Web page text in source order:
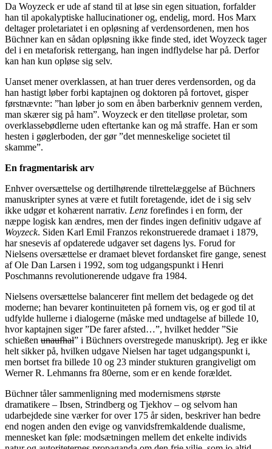
Da Woyzeck er ude af stand til at løse sin egen situation, forfalder
han til apokalyptiske hallucinationer og, endelig, mord. Hos Marx
deltager proletariatet i en opløsning af verdensordenen, men hos
Büchner kan en sådan opløsning ikke finde sted, idet Woyzeck tager
del i en metaforisk rettergang, han ingen indflydelse har på. Derfor
kan han kun opløse sig selv.
Uanset mener overklassen, at han truer deres verdensorden, og da
han hastigt løber forbi kaptajnen og doktoren på fortovet, gisper
førstnævnte: ”han løber jo som en åben barberkniv gennem verden,
man skærer sig på ham”. Woyzeck er den titelløse proletar, som
overklassebødlerne uden eftertanke kan og må straffe. Han er som
hesten i gøglerboden, der gør ”det menneskelige societet til
skamme”.
En fragmentarisk arv
Enhver oversættelse og dertilhørende tilrettelæggelse af Büchners
manuskripter synes at være et futilt foretagende, idet de i sig selv
ikke udgør et kohærent narrativ. Lenz forefindes i en form, der
næppe logisk kan ændres, men der findes ingen definitiv udgave af
Woyzeck. Siden Karl Emil Franzos rekonstruerede dramaet i 1879,
har snesevis af opdaterede udgaver set dagens lys. Forud for
Nielsens oversættelse er dramaet blevet fordansket fire gange, senest
af Ole Dan Larsen i 1992, som tog udgangspunkt i Henri
Poschmanns revolutionerende udgave fra 1984.
Nielsens oversættelse balancerer fint mellem det bedagede og det
moderne; han bevarer kontinuiteten på fornem vis, og er god til at
udfylde hullerne i dialogerne (måske med undtagelse af billede 10,
hvor kaptajnen siger ”De farer afsted…”, hvilket hedder ”Sie
schießen unaufhal” i Büchners overstregede manuskript). Jeg er ikke
helt sikker på, hvilken udgave Nielsen har taget udgangspunkt i,
men bortset fra billede 10 og 23 minder stukturen grangiveligt om
Werner R. Lehmanns fra 80erne, som er en kende forældet.
Büchner tåler sammenligning med modernismens største
dramatikere – Ibsen, Strindberg og Tjekhov – og selvom han
udarbejdede sine værker for over 175 år siden, beskriver han bedre
end nogen anden den evige og vanvidsfremkaldende dualisme,
mennesket kan føle: modsætningen mellem det enkelte individs